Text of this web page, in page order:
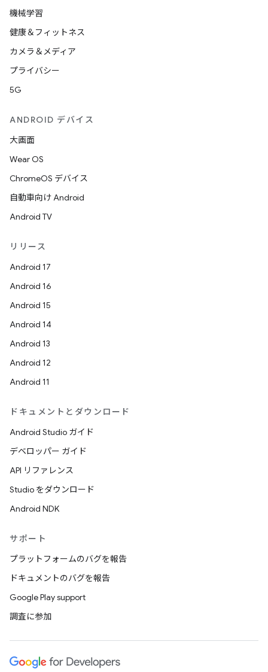
機械学習
健康＆フィットネス
カメラ＆メディア
プライバシー
5G
ANDROID デバイス
大画面
Wear OS
ChromeOS デバイス
自動車向け Android
Android TV
リリース
Android 17
Android 16
Android 15
Android 14
Android 13
Android 12
Android 11
ドキュメントとダウンロード
Android Studio ガイド
デベロッパー ガイド
API リファレンス
Studio をダウンロード
Android NDK
サポート
プラットフォームのバグを報告
ドキュメントのバグを報告
Google Play support
調査に参加